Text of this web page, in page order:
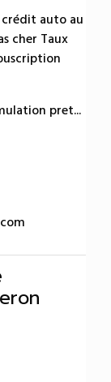
auto au
cher Taux
pret...